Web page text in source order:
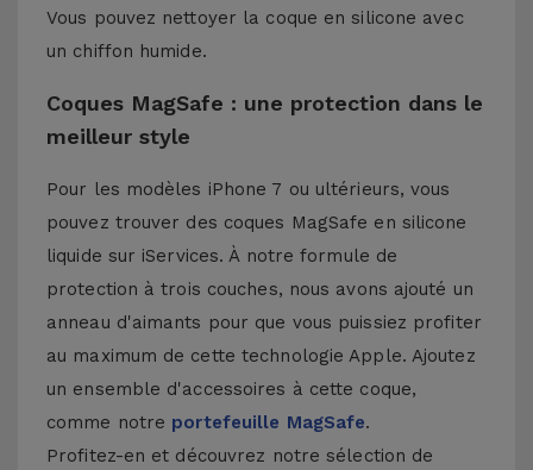
Vous pouvez nettoyer la coque en silicone avec
un chiffon humide.
Coques MagSafe : une protection dans le
meilleur style
Pour les modèles iPhone 7 ou ultérieurs, vous
pouvez trouver des coques MagSafe en silicone
liquide sur iServices. À notre formule de
protection à trois couches, nous avons ajouté un
anneau d'aimants pour que vous puissiez profiter
au maximum de cette technologie Apple. Ajoutez
un ensemble d'accessoires à cette coque,
comme notre portefeuille MagSafe.
Profitez-en et découvrez notre sélection de